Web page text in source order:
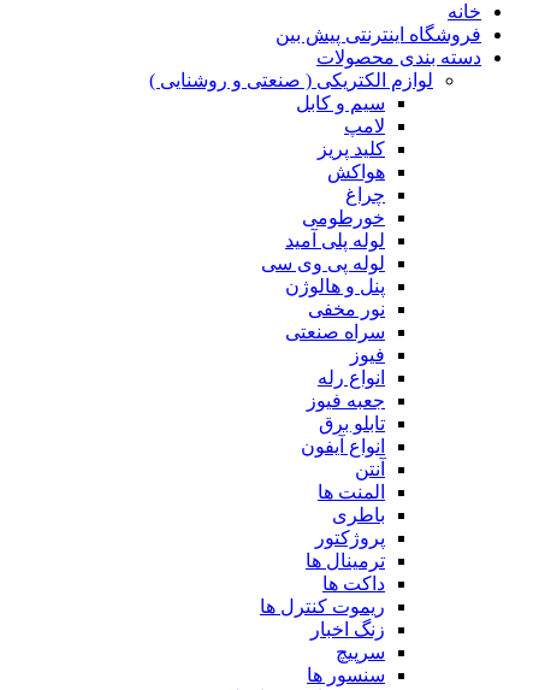
خانه
فروشگاه اینترنتی پیش بین
دسته بندی محصولات
لوازم الکتریکی ( صنعتی و روشنایی )
سیم و کابل
لامپ
کلید پریز
هواکش
چراغ
خورطومی
لوله پلی آمید
لوله پی وی سی
پنل و هالوژن
نور مخفی
سراه صنعتی
فیوز
انواع رله
جعبه فیوز
تابلو برق
انواع آیفون
آنتن
المنت ها
باطری
پروژکتور
ترمینال ها
داکت ها
ریموت کنترل ها
زنگ اخبار
سرپیچ
سنسور ها